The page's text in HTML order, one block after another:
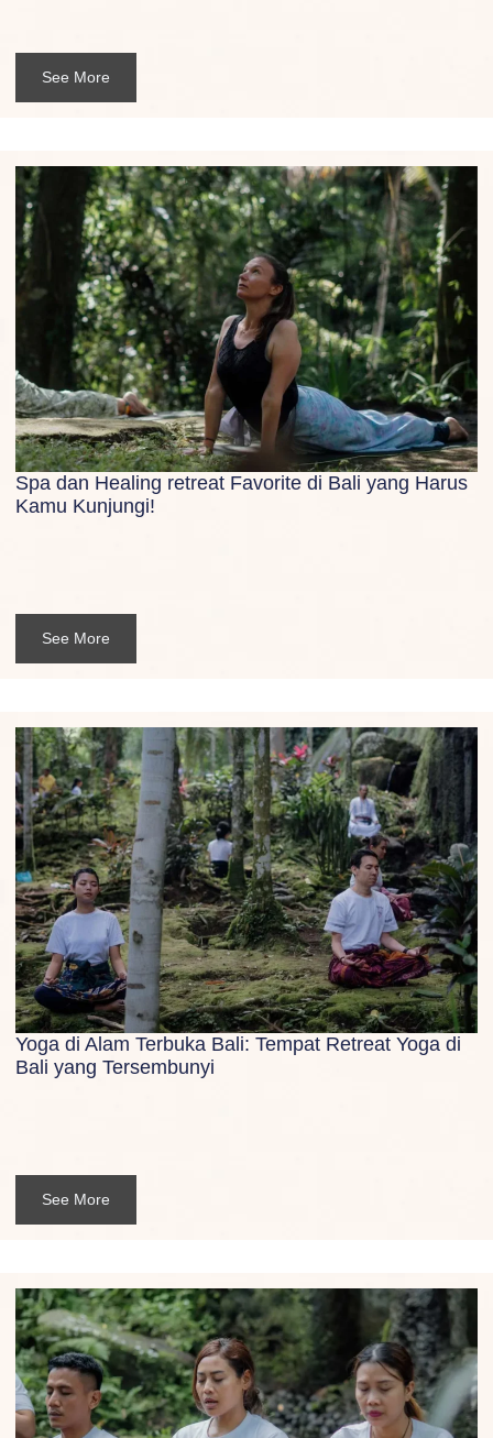
See More
Spa dan Healing retreat Favorite di Bali yang Harus
Kamu Kunjungi!
See More
Yoga di Alam Terbuka Bali: Tempat Retreat Yoga di
Bali yang Tersembunyi
See More